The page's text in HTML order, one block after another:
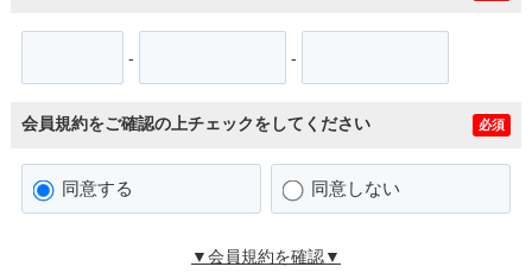
- -
会員規約をご確認の上チェックをしてください 必須
同意する 同意しない
▼会員規約を確認▼